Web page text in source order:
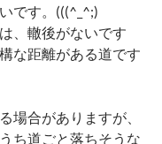
です。(((^_^;)
、轍後がないです
な距離がある道です
場合がありますが、
ち道ごと落ちそうな